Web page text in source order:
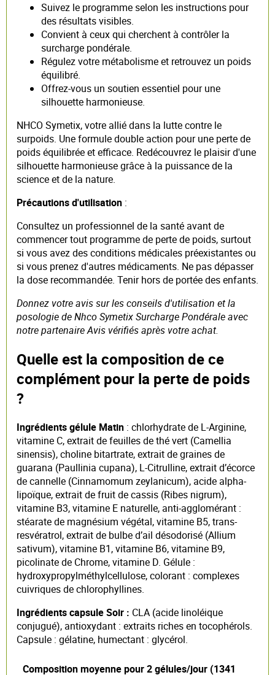
Suivez le programme selon les instructions pour
des résultats visibles.
Convient à ceux qui cherchent à contrôler la
surcharge pondérale.
Régulez votre métabolisme et retrouvez un poids
équilibré.
Offrez-vous un soutien essentiel pour une
silhouette harmonieuse.
NHCO Symetix, votre allié dans la lutte contre le
surpoids. Une formule double action pour une perte de
poids équilibrée et efficace. Redécouvrez le plaisir d'une
silhouette harmonieuse grâce à la puissance de la
science et de la nature.
Précautions d'utilisation :
Consultez un professionnel de la santé avant de
commencer tout programme de perte de poids, surtout
si vous avez des conditions médicales préexistantes ou
si vous prenez d'autres médicaments. Ne pas dépasser
la dose recommandée. Tenir hors de portée des enfants.
Donnez votre avis sur les conseils d'utilisation et la
posologie de Nhco Symetix Surcharge Pondérale avec
notre partenaire Avis vérifiés après votre achat.
Quelle est la composition de ce
complément pour la perte de poids
?
Ingrédients gélule Matin : chlorhydrate de L-Arginine,
vitamine C, extrait de feuilles de thé vert (Camellia
sinensis), choline bitartrate, extrait de graines de
guarana (Paullinia cupana), L-Citrulline, extrait d’écorce
de cannelle (Cinnamomum zeylanicum), acide alpha-
lipoïque, extrait de fruit de cassis (Ribes nigrum),
vitamine B3, vitamine E naturelle, anti-agglomérant :
stéarate de magnésium végétal, vitamine B5, trans-
resvératrol, extrait de bulbe d’ail désodorisé (Allium
sativum), vitamine B1, vitamine B6, vitamine B9,
picolinate de Chrome, vitamine D. Gélule :
hydroxypropylméthylcellulose, colorant : complexes
cuivriques de chlorophyllines.
Ingrédients capsule Soir : CLA (acide linoléique
conjugué), antioxydant : extraits riches en tocophérols.
Capsule : gélatine, humectant : glycérol.
Composition moyenne pour 2 gélules/jour (1341